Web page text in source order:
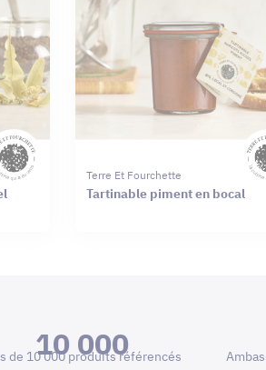
Terre Et Fourchette
Tartinable piment en bocal
10 000
de 10 000 produits référencés